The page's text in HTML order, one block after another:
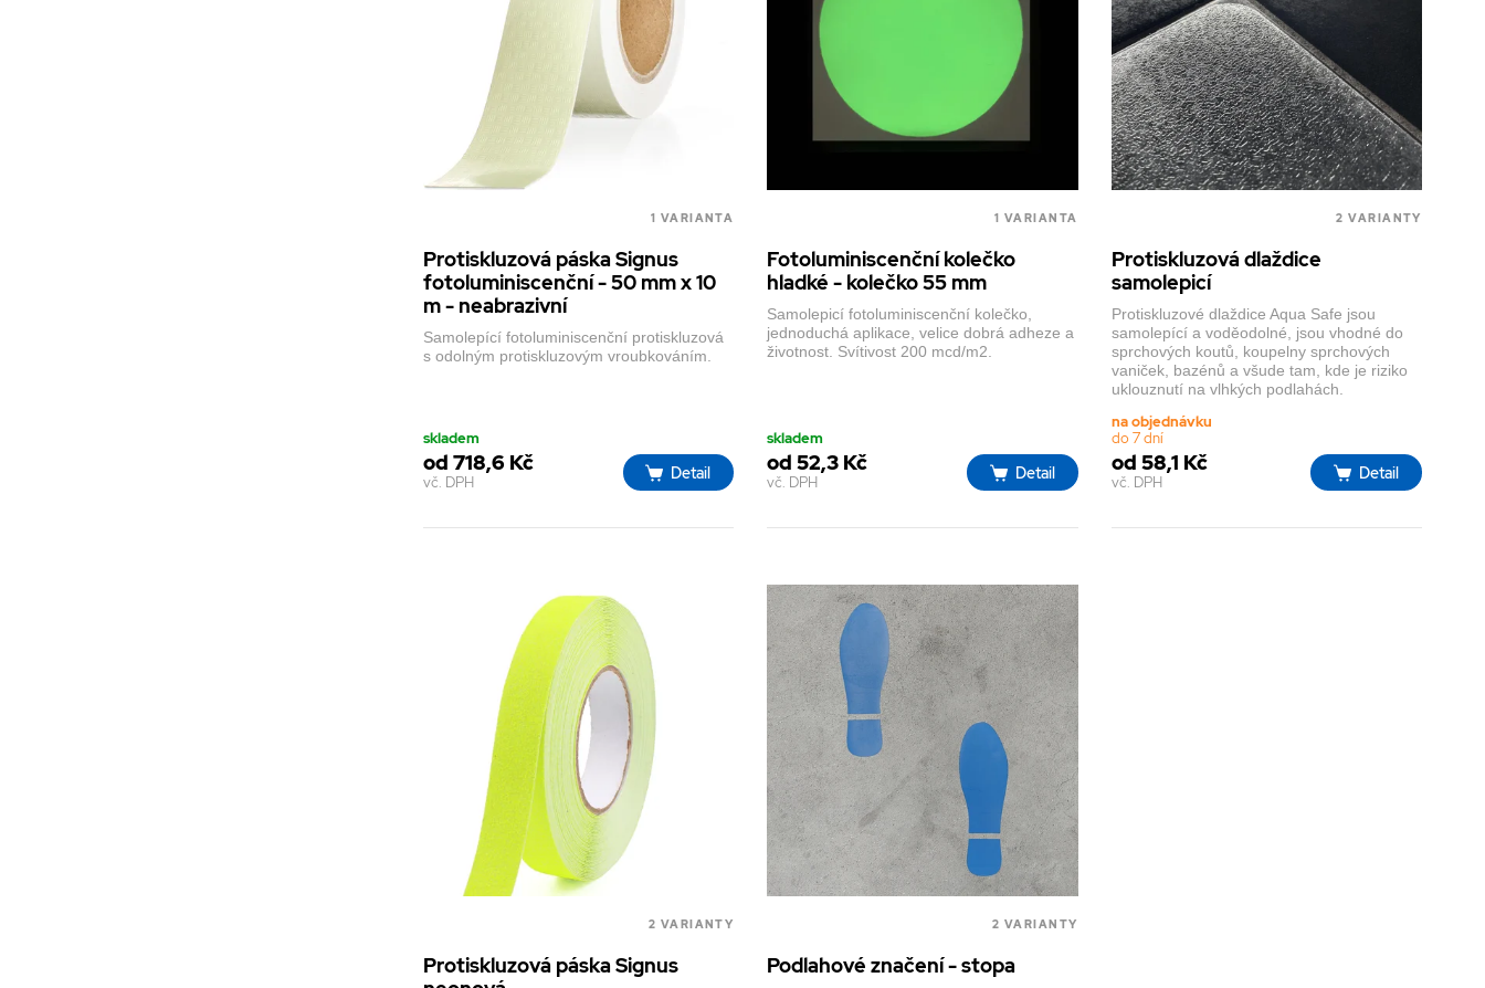
1 VARIANTA
Protiskluzová páska Signus
fotoluminiscenční - 50 mm x 10
m - neabrazivní
Samolepící fotoluminiscenční protiskluzová
s odolným protiskluzovým vroubkováním.
skladem
od 718,6 Kč
vč. DPH Detail
1 VARIANTA
Fotoluminiscenční kolečko
hladké - kolečko 55 mm
Samolepicí fotoluminiscenční kolečko,
jednoduchá aplikace, velice dobrá adheze a
životnost. Svítivost 200 mcd/m2.
skladem
od 52,3 Kč
vč. DPH Detail
2 VARIANTY
Protiskluzová dlaždice
samolepicí
Protiskluzové dlaždice Aqua Safe jsou
samolepící a voděodolné, jsou vhodné do
sprchových koutů, koupelny sprchových
vaniček, bazénů a všude tam, kde je riziko
uklouznutí na vlhkých podlahách.
na objednávku
do 7 dní
od 58,1 Kč
vč. DPH Detail
2 VARIANTY
Protiskluzová páska Signus
2 VARIANTY
Podlahové značení - stopa